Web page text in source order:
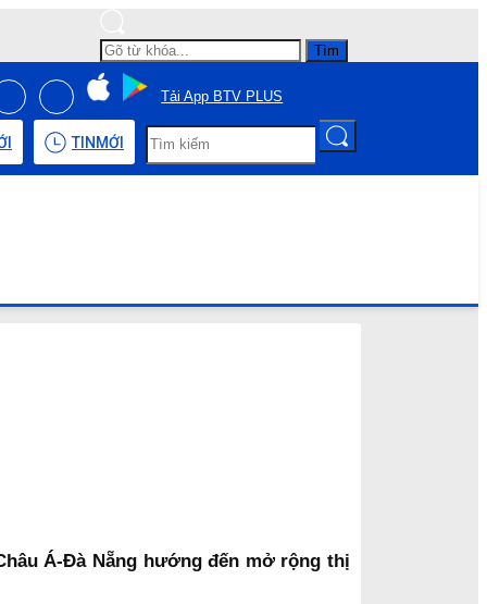
Tìm
Tải App BTV PLUS
TIN MỚI
Á-Đà Nẵng hướng đến mở rộng thị